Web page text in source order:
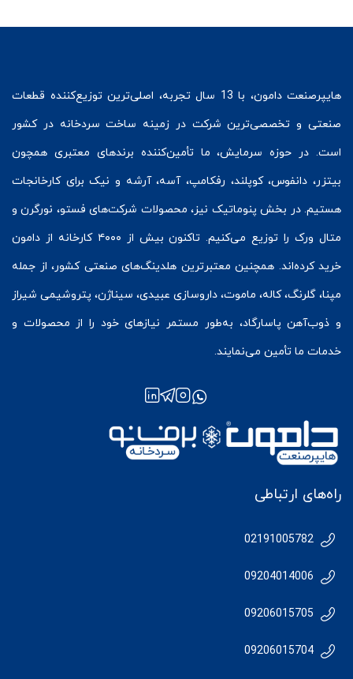
هایپرصنعت
دامون، با 13 سال تجربه، اصلی‌ترین توزیع‌کننده قطعات
صنعتی و تخصصی‌ترین شرکت در زمینه ساخت سردخانه در کشور
است. در حوزه سرمایش، ما تأمین‌کننده برندهای معتبری همچون
بیتزر، دانفوس،کوپلند، رفکامپ، آسه، آرشه و نیک برای کارخانجات
هستیم. در بخش پنوماتیک نیز، محصولات شرکت‌های فستو، نورگرن و
متال ورک
را توزیع می‌کنیم. تاکنون بیش از ۴۰۰۰ کارخانه از دامون
خرید کرده‌اند. همچنین معتبرترین هلدینگ‌های صنعتی کشور، از جمله
مپنا، گلرنگ، کاله، ماموت، داروسازی عبیدی، سیناژن، پتروشیمی شیراز
و ذوب‌آهن پاسارگاد، به‌طور مستمر نیازهای خود را از محصولات و
خدمات ما تأمین می‌نمایند.
راه‌های ارتباطی
02191005782
09204014006
09206015705
09206015704